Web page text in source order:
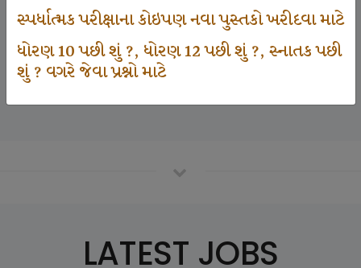
સ્પર્ધાત્મક પરીક્ષાના કોઇપણ નવા પુસ્તકો ખરીદવા માટે
ધોરણ 10 પછી શું ?, ધોરણ 12 પછી શું ?, સ્નાતક પછી
શું ? વગરે જેવા પ્રશ્નો માટે
125000
LATEST JOBS